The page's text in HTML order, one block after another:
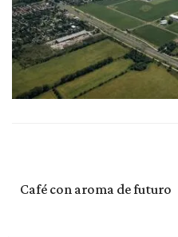
Café con aroma de futuro